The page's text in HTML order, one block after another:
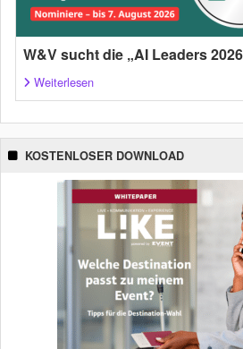
W&V sucht die „AI Leaders
Weiterlesen
KOSTENLOSER DOWNLOAD